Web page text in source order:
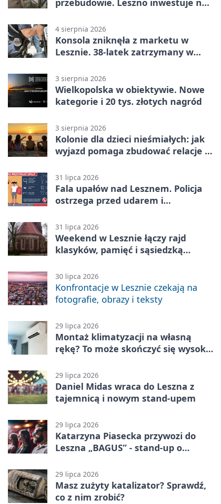
przebudowie. Leszno inwestuje na
4 sierpnia 2026
Konsola zniknęła z marketu w
Lesznie. 38-latek zatrzymany w
3 sierpnia 2026
Wielkopolska w obiektywie. Nowe
kategorie i 20 tys. złotych nagród
3 sierpnia 2026
Kolonie dla dzieci nieśmiałych: jak
wyjazd pomaga zbudować relacje z
31 lipca 2026
Fala upałów nad Lesznem. Policja
ostrzega przed udarem i
31 lipca 2026
Weekend w Lesznie łączy rajd
klasyków, pamięć i sąsiedzką
30 lipca 2026
Konfrontacje w Lesznie czekają na
fotografie, obrazy i teksty
29 lipca 2026
Montaż klimatyzacji na własną
rękę? To może skończyć się wysoką
29 lipca 2026
Daniel Midas wraca do Leszna z
tajemnicą i nowym stand-upem
29 lipca 2026
Katarzyna Piasecka przywozi do
Leszna „BAGUS” - stand-up o
29 lipca 2026
Masz zużyty katalizator? Sprawdź,
co z nim zrobić?